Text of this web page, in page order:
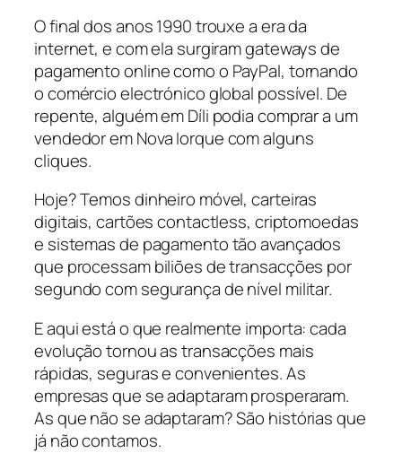
O final dos anos 1990 trouxe a era da
internet, e com ela surgiram gateways de
pagamento online como o PayPal, tornando
o comércio electrónico global possível. De
repente, alguém em Díli podia comprar a um
vendedor em Nova Iorque com alguns
cliques.
Hoje? Temos dinheiro móvel, carteiras
digitais, cartões contactless, criptomoedas
e sistemas de pagamento tão avançados
que processam biliões de transacções por
segundo com segurança de nível militar.
E aqui está o que realmente importa: cada
evolução tornou as transacções mais
rápidas, seguras e convenientes. As
empresas que se adaptaram prosperaram.
As que não se adaptaram? São histórias que
já não contamos.